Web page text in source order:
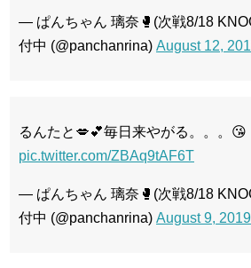
— ぱんちゃん 璃奈🥊(次戦8/18
付中 (@panchanrina) August 12,
るんたと💋💕毎日来やがる。。。😘
pic.twitter.com/ZBAq9tAF6T
— ぱんちゃん 璃奈🥊(次戦8/18
付中 (@panchanrina) August 9, 2019